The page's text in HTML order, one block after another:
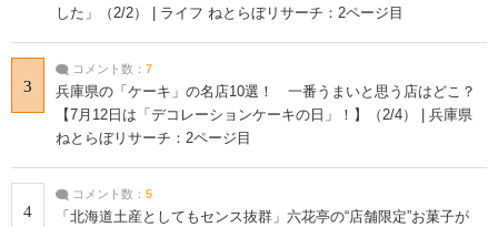
した」（2/2） | ライフ ねとらぼリサーチ：2ページ目
3
コメント数： 7
兵庫県の「ケーキ」の名店10選！ 一番うまいと思う店はどこ？
【7月12日は「デコレーションケーキの日」！】（2/4） | 兵庫県
ねとらぼリサーチ：2ページ目
4
コメント数： 5
「北海道土産としてもセンス抜群」六花亭の“店舗限定”お菓子が